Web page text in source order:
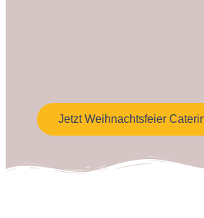
Jetzt Weihnachtsfeier